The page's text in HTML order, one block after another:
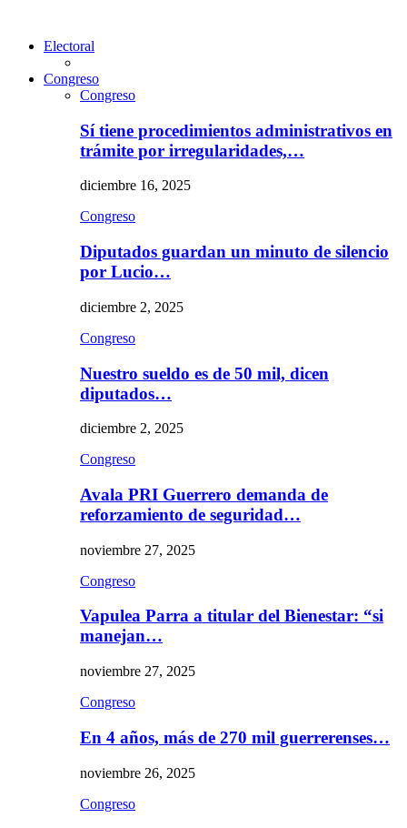
Electoral
Congreso
Congreso
Sí tiene procedimientos administrativos en
trámite por irregularidades,…
diciembre 16, 2025
Congreso
Diputados guardan un minuto de silencio
por Lucio…
diciembre 2, 2025
Congreso
Nuestro sueldo es de 50 mil, dicen
diputados…
diciembre 2, 2025
Congreso
Avala PRI Guerrero demanda de
reforzamiento de seguridad…
noviembre 27, 2025
Congreso
Vapulea Parra a titular del Bienestar: “si
manejan…
noviembre 27, 2025
Congreso
En 4 años, más de 270 mil guerrerenses…
noviembre 26, 2025
Congreso